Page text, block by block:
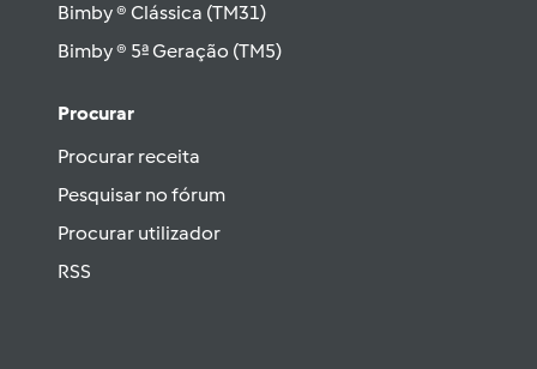
Bimby ® Clássica (TM31)
Bimby ® 5ª Geração (TM5)
Procurar
Procurar receita
Pesquisar no fórum
Procurar utilizador
RSS